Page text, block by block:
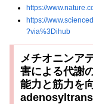
https://
https://
?via%3Dihub
メチオニンア
害による代謝
能力と筋力を